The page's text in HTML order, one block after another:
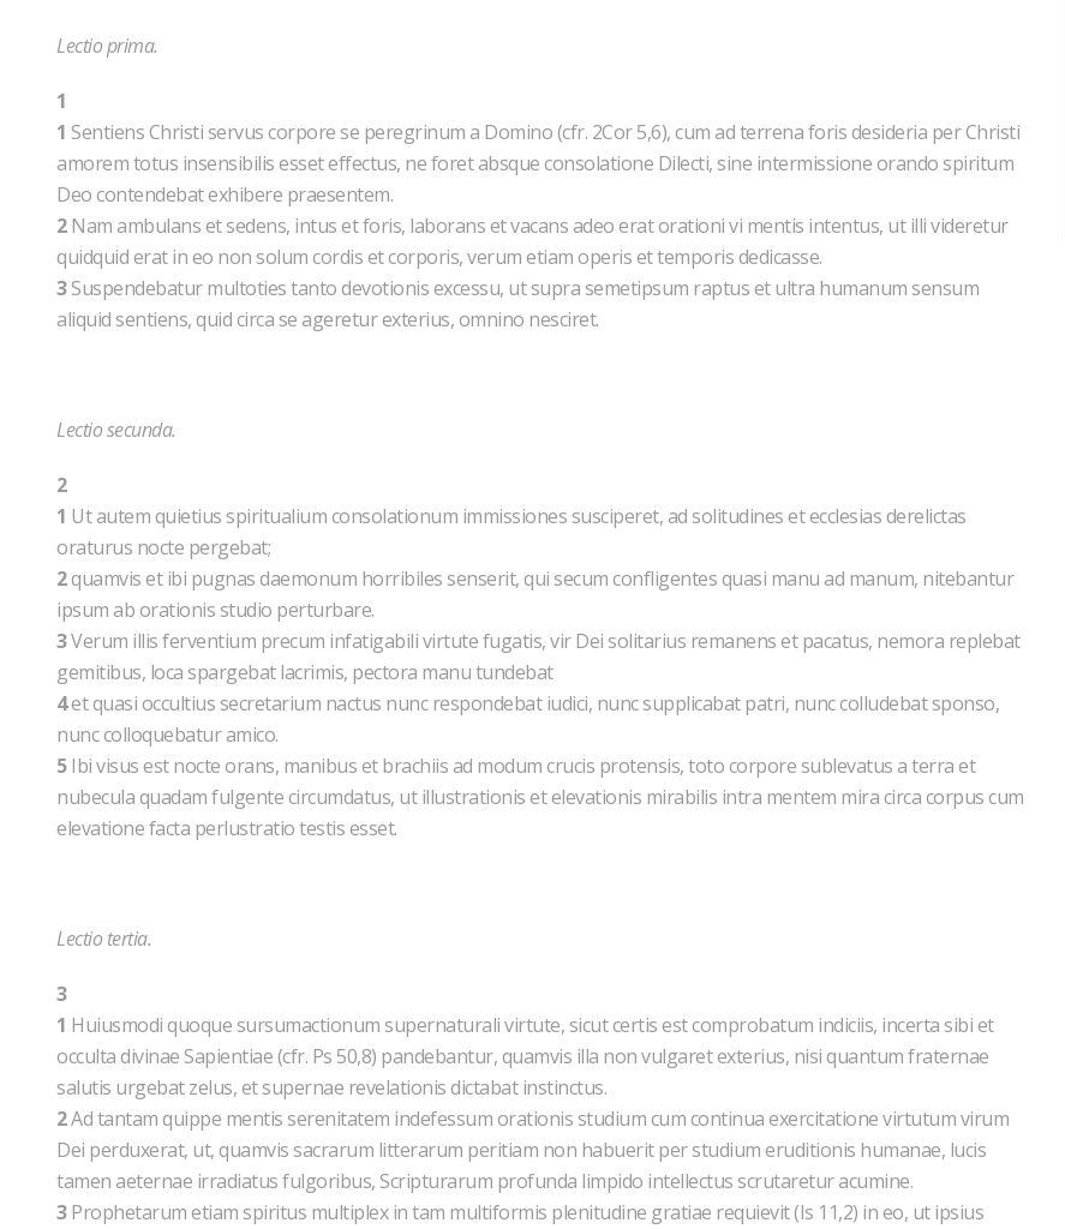
Lectio prima.
1
1 Sentiens Christi servus corpore se peregrinum a Domino (cfr. 2Cor 5,6), cum ad terrena foris desideria per Christi
amorem totus insensibilis esset effectus, ne foret absque consolatione Dilecti, sine intermissione orando spiritum
Deo contendebat exhibere praesentem.
2Nam ambulans et sedens, intus et foris, laborans et vacans adeo erat orationi vi mentis intentus, ut illi videretur
quidquid erat in eo non solum cordis et corporis, verum etiam operis et temporis dedicasse.
3Suspendebatur multoties tanto devotionis excessu, ut supra semetipsum raptus et ultra humanum sensum
aliquid sentiens, quid circa se ageretur exterius, omnino nesciret.
Lectio secunda.
2
1 Ut autem quietius spiritualium consolationum immissiones susciperet, ad solitudines et ecclesias derelictas
oraturus nocte pergebat;
2quamvis et ibi pugnas daemonum horribiles senserit, qui secum confligentes quasi manu ad manum, nitebantur
ipsum ab orationis studio perturbare.
3Verum illis ferventium precum infatigabili virtute fugatis, vir Dei solitarius remanens et pacatus, nemora replebat
gemitibus, loca spargebat lacrimis, pectora manu tundebat
4et quasi occultius secretarium nactus nunc respondebat iudici, nunc supplicabat patri, nunc colludebat sponso,
nunc colloquebatur amico.
5Ibi visus est nocte orans, manibus et brachiis ad modum crucis protensis, toto corpore sublevatus a terra et
nubecula quadam fulgente circumdatus, ut illustrationis et elevationis mirabilis intra mentem mira circa corpus cum
elevatione facta perlustratio testis esset.
Lectio tertia.
3
1 Huiusmodi quoque sursumactionum supernaturali virtute, sicut certis est comprobatum indiciis, incerta sibi et
occulta divinae Sapientiae (cfr. Ps 50,8) pandebantur, quamvis illa non vulgaret exterius, nisi quantum fraternae
salutis urgebat zelus, et supernae revelationis dictabat instinctus.
2Ad tantam quippe mentis serenitatem indefessum orationis studium cum continua exercitatione virtutum virum
Dei perduxerat, ut, quamvis sacrarum litterarum peritiam non habuerit per studium eruditionis humanae, lucis
tamen aeternae irradiatus fulgoribus, Scripturarum profunda limpido intellectus scrutaretur acumine.
3Prophetarum etiam spiritus multiplex in tam multiformis plenitudine gratiae requievit (Is 11,2) in eo, ut ipsius